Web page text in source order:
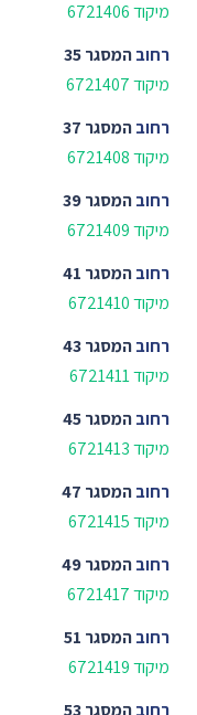
מיקוד 6721406
רחובהמסגר 35
מיקוד 6721407
רחובהמסגר 37
מיקוד 6721408
רחובהמסגר 39
מיקוד 6721409
רחובהמסגר 41
מיקוד 6721410
רחובהמסגר 43
מיקוד 6721411
רחובהמסגר 45
מיקוד 6721413
רחובהמסגר 47
מיקוד 6721415
רחובהמסגר 49
מיקוד 6721417
רחובהמסגר 51
מיקוד 6721419
רחובהמסגר 53